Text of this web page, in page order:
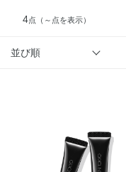
4点 （～点を表示）
並び順